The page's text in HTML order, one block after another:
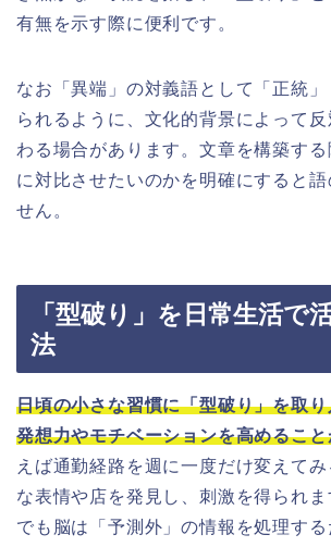
有無を示す際に便利です。
なお「異端」の対義語として「正統
られるように、文化的背景によって
わる場合があります。文章を構築す
に対比させたいのかを明確にすると語
せん。
「型破り」を日常生活で
法
日頃の小さな習慣に「型破り」を取
発想力やモチベーションを高めるこ
えば通勤経路を週に一度だけ変えて
な表情や店を発見し、刺激を得られ
でも脳は「予測外」の情報を処理す